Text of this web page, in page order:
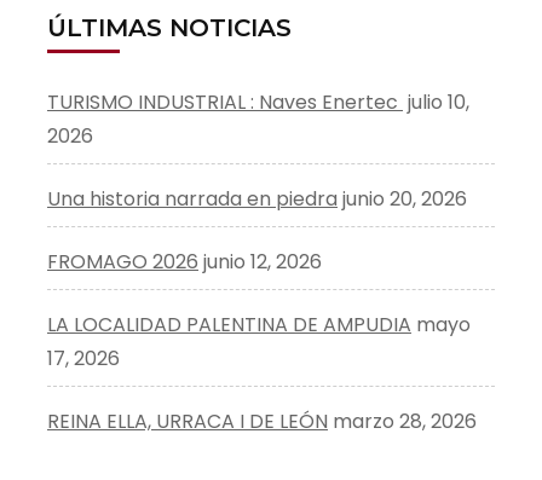
ÚLTIMAS NOTICIAS
TURISMO INDUSTRIAL : Naves Enertec julio 10,
2026
Una historia narrada en piedra junio 20, 2026
FROMAGO 2026 junio 12, 2026
LA LOCALIDAD PALENTINA DE AMPUDIA mayo
17, 2026
REINA ELLA, URRACA I DE LEÓN marzo 28, 2026